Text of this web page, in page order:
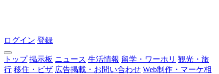
ログイン 登録
トップ 掲示板 ニュース 生活情報 留学・ワーホリ 観光・旅
行 移住・ビザ 広告掲載・お問い合わせ Web制作・マーケ相